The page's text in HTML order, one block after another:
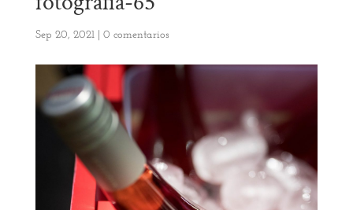
Sep 20, 2021| 0 comentarios